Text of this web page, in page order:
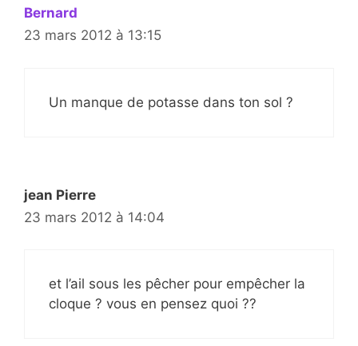
Bernard
23 mars 2012 à 13:15
Un manque de potasse dans ton sol ?
jean Pierre
23 mars 2012 à 14:04
et l’ail sous les pêcher pour empêcher la
cloque ? vous en pensez quoi ??